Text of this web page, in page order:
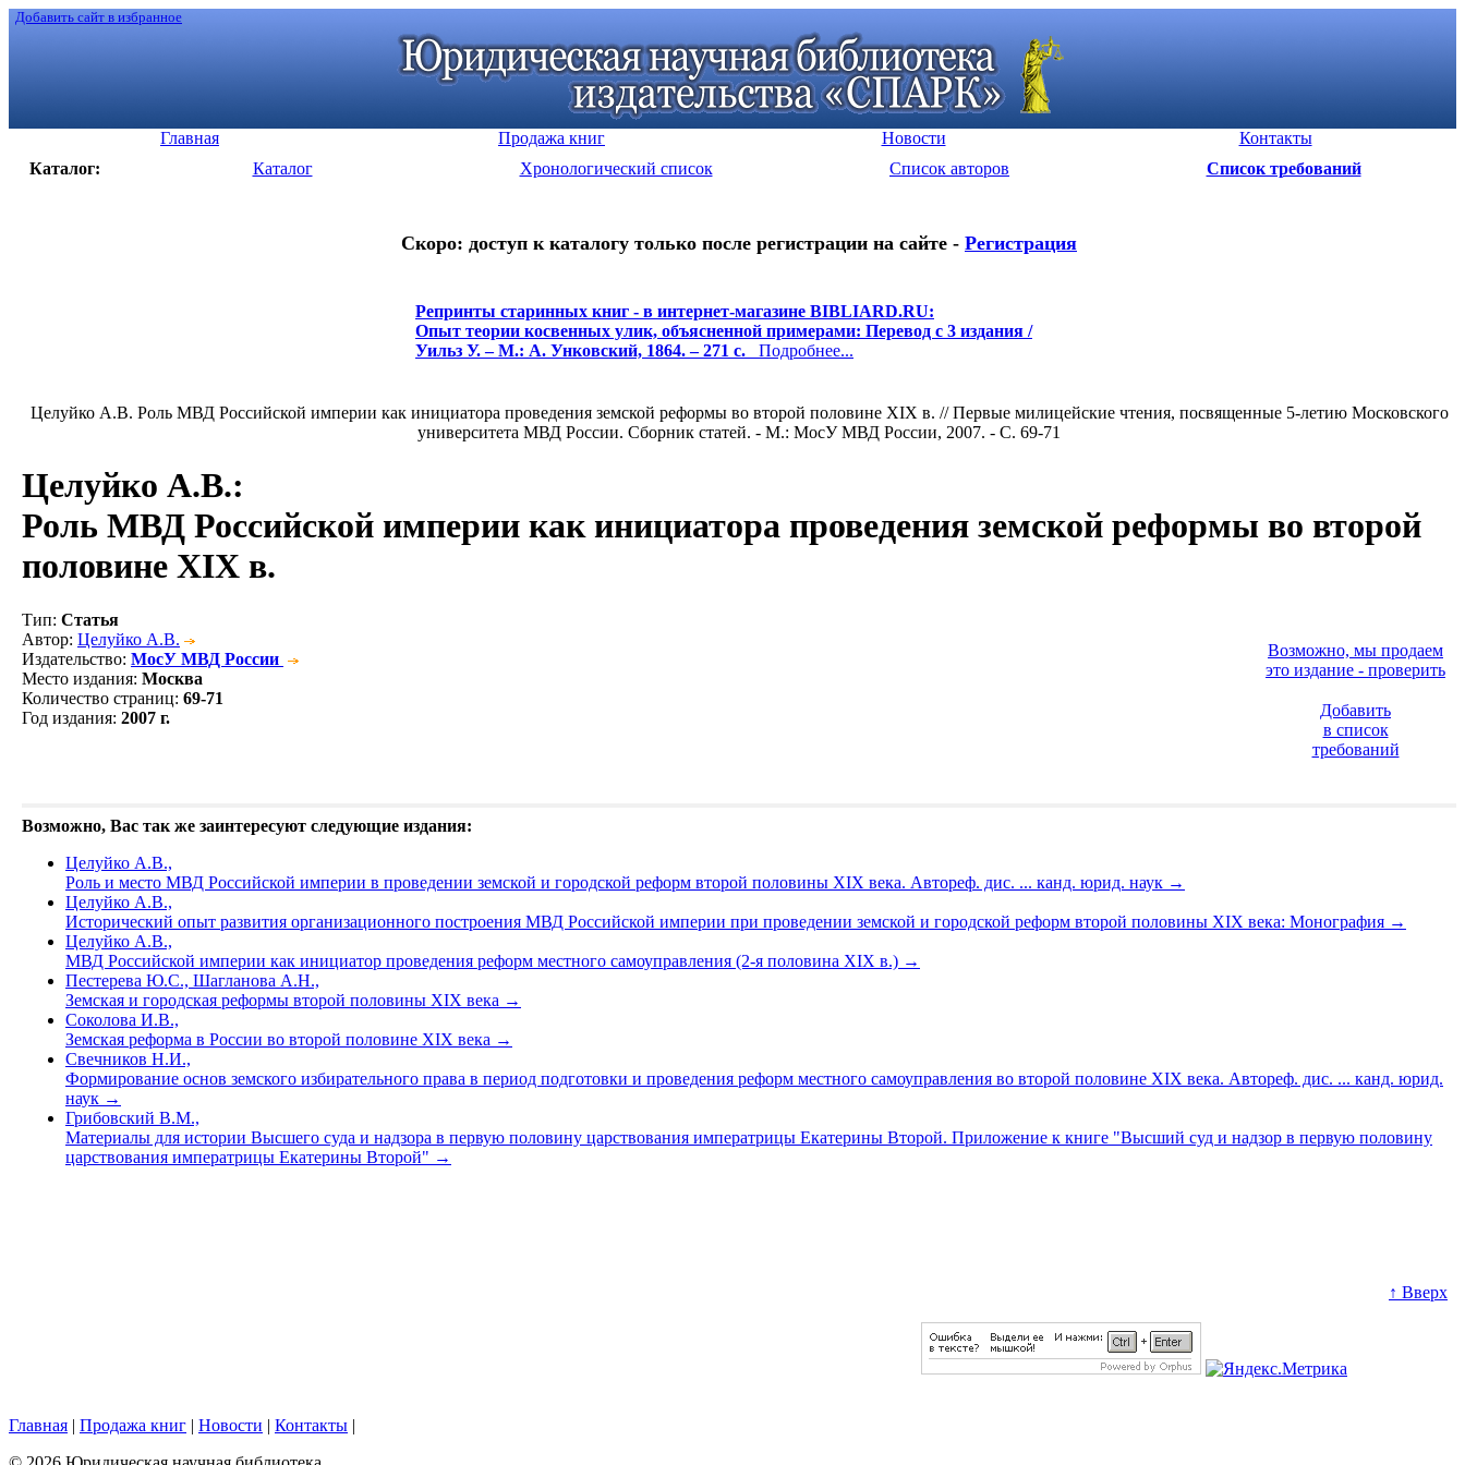
Добавить сайт в избранное
Главная Продажа книг Новости
Контакты
Каталог:
Каталог Хронологический список Список авторов Список требований
Скоро: доступ к каталогу только после регистрации на сайте - Регистрация
Репринты старинных книг - в интернет-магазине BIBLIARD.RU:
Опыт теории косвенных улик, объясненной примерами: Перевод с 3 издания /
Уильз У. – М.: А. Унковский, 1864. – 271 с. Подробнее...
Целуйко А.В. Роль МВД Российской империи как инициатора проведения земской реформы во второй половине XIX в. // Первые милицейские чтения, посвященные 5-летию Московского
университета МВД России. Сборник статей. - М.: МосУ МВД России, 2007. - С. 69-71
Целуйко А.В.:
Роль МВД Российской империи как инициатора проведения земской реформы во второй
половине XIX в.
Тип: Статья
Автор: Целуйко А.В.
Издательство: МосУ МВД России
Место издания: Москва
Количество страниц: 69-71
Год издания: 2007 г.
Возможно, мы продаем
это издание - проверить
Добавить
в список
требований
Возможно, Вас так же заинтересуют следующие издания:
Целуйко А.В.,
Роль и место МВД Российской империи в проведении земской и городской реформ второй половины XIX века. Автореф. дис. ... канд. юрид. наук →
Целуйко А.В.,
Исторический опыт развития организационного построения МВД Российской империи при проведении земской и городской реформ второй половины XIX века: Монография →
Целуйко А.В.,
МВД Российской империи как инициатор проведения реформ местного самоуправления (2-я половина XIX в.) →
Пестерева Ю.С., Шагланова А.Н.,
Земская и городская реформы второй половины XIX века →
Соколова И.В.,
Земская реформа в России во второй половине XIX века →
Свечников Н.И.,
Формирование основ земского избирательного права в период подготовки и проведения реформ местного самоуправления во второй половине XIX века. Автореф. дис. ... канд. юрид.
наук →
Грибовский В.М.,
Материалы для истории Высшего суда и надзора в первую половину царствования императрицы Екатерины Второй. Приложение к книге "Высший суд и надзор в первую половину
царствования императрицы Екатерины Второй" →
↑ Вверх
Главная | Продажа книг | Новости | Контакты |